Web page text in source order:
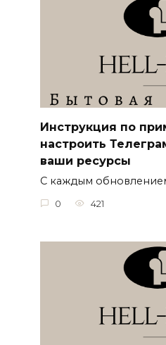
Инструкция по
настроить
ваши ресурсы
С каждым
0 421